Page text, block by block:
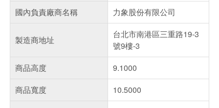
國內負責廠商名稱
力象股份有限公司
製造商地址
台北市南港區三重路19-3
號9樓-3
商品高度
9.1000
商品寬度
10.5000